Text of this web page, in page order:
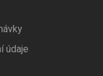
údaje